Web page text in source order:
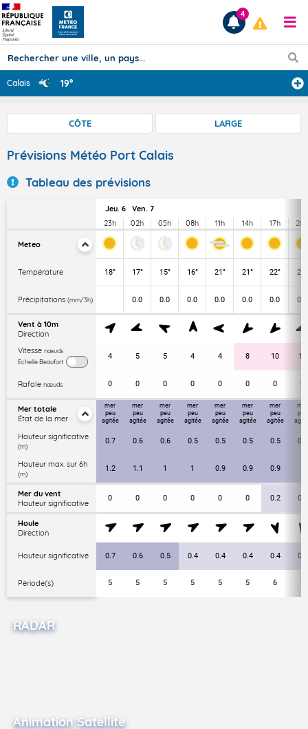
Prévisions
Articles
4
Calais 19°
CÔTE LARGE
Prévisions Météo Port Calais
Tableau des prévisions
Meteo
Température
Précipitations (mm/3h)
Vent à 10m
Direction
Vitesse nœuds
Echelle Beaufort
Rafale nœuds
Mer totale
État de la mer
Hauteur significative
(m)
Hauteur max. sur 6h
(m)
Mer du vent
Hauteur significative
Houle
Direction
Hauteur significative
Période(s)
Jeu. 6
Ven. 7
23h
02h 05h 08h 11h 14h 17h 20h
18° 17° 15° 16° 21° 21° 22° 21°
0.0 0.0 0.0 0.0 0.0 0.0 0.0
4 5 5 4 4 8 10 11
0 0 0 0 0 0 0 0
mer
peu
agitée
mer
peu
agitée
mer
peu
agitée
mer
peu
agitée
mer
peu
agitée
mer
peu
agitée
mer
peu
agitée
mer
peu
0.7 0.6 0.6 0.5 0.5 0.5 0.5 0.6
1.2 1.1 1 1 0.9 0.9 0.9
0 0 0 0 0 0 0.2 0.3
0.7 0.6 0.5 0.4 0.4 0.4 0.4 0.4
5 5 5 5 5 5 6 7
RADAR
Animation Satellite